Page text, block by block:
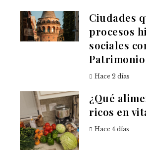
Ciudades
procesos
sociales
Patrimonio
Hace 2 días
¿Qué
ricos en
Hace 4 días